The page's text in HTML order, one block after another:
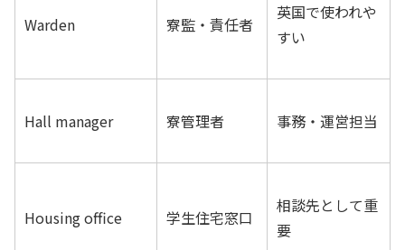
Warden 寮監・責任者
英国で使われや
すい
Hall manager 寮管理者 事務・運営担当
Housing office 学生住宅窓口
相談先として重
要